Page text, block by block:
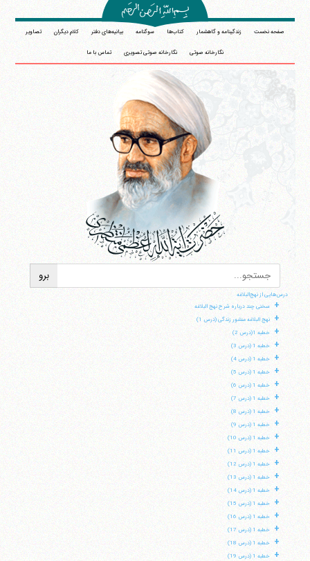
صفحه نخست زندگینامه و گاهشمار کتاب‌ها سوگنامه بیانیه‌های دفتر کلام دیگران تصاویر
نگارخانه صوتی نگارخانه صوتی تصویری تماس با ما
درس‌هایی از نهج‌البلاغه
+ سخنی چند درباره شرح نهج البلاغه
+ نهج البلاغه منشور زندگی (درس 1)
+ خطبه 1(درس 2)
+ خطبه 1 (درس 3)
+ خطبه 1 (درس 4)
+ خطبه 1 (درس 5)
+ خطبه 1 (درس 6)
+ خطبه 1 (درس 7)
+ خطبه 1 (درس 8)
+ خطبه 1 (درس 9)
+ خطبه 1 (درس 10)
+ خطبه 1 (درس 11)
+ خطبه 1 (درس 12)
+ خطبه 1 (درس 13)
+ خطبه 1 (درس 14)
+ خطبه 1 (درس 15)
+ خطبه 1 (درس 16)
+ خطبه 1 (درس 17)
+ خطبه 1 (درس 18)
+ خطبه 1 (درس 19)